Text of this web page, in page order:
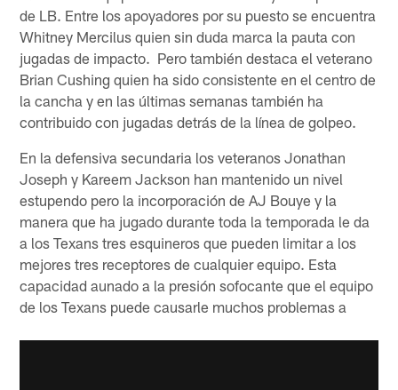
de LB. Entre los apoyadores por su puesto se encuentra
Whitney Mercilus quien sin duda marca la pauta con
jugadas de impacto. Pero también destaca el veterano
Brian Cushing quien ha sido consistente en el centro de
la cancha y en las últimas semanas también ha
contribuido con jugadas detrás de la línea de golpeo.
En la defensiva secundaria los veteranos Jonathan
Joseph y Kareem Jackson han mantenido un nivel
estupendo pero la incorporación de AJ Bouye y la
manera que ha jugado durante toda la temporada le da
a los Texans tres esquineros que pueden limitar a los
mejores tres receptores de cualquier equipo. Esta
capacidad aunado a la presión sofocante que el equipo
de los Texans puede causarle muchos problemas a